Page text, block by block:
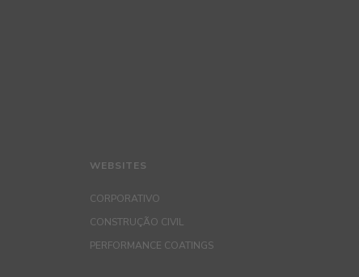
WEBSITES
CORPORATIVO
CONSTRUÇÃO CIVIL
PERFORMANCE COATINGS